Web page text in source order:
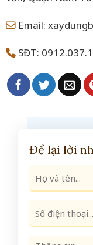
Email:
SĐT:
Để lại lời